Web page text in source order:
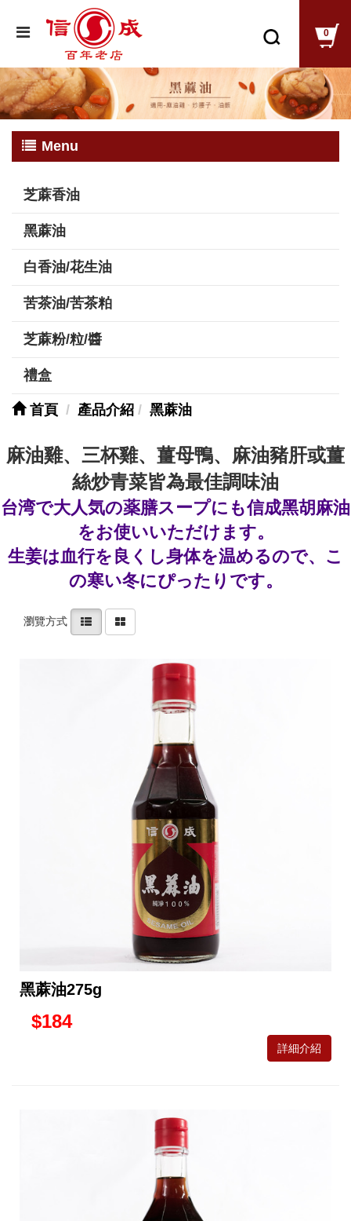
0
Menu
芝蔴香油
黑蔴油
白香油/花生油
苦茶油/苦茶粕
芝蔴粉/粒/醬
禮盒
首頁 產品介紹 黑蔴油
麻油雞、三杯雞、薑母鴨、麻油豬肝或薑
絲炒青菜皆為最佳調味油
台湾で大人気の薬膳スープにも信成黑胡麻油
をお使いいただけます。
生姜は血行を良くし身体を温めるので、こ
の寒い冬にぴったりです。
瀏覽方式
黑蔴油275g
$184
詳細介紹